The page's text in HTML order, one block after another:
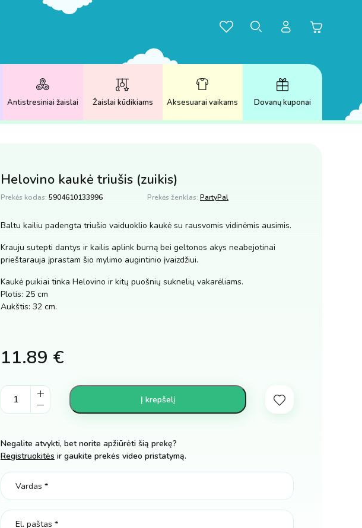
Antistresiniai žaislai Žaislai kūdikiams Aksesuarai vaikams Dovanų kuponai
Helovino kaukė triušis (zuikis)
Prekės kodas: 5904610133996 Prekės ženklas: PartyPal
Baltu kailiu padengta triušio vaiduoklio kaukė su rausvomis vidinėmis ausimis.
Krauju sutepti dantys ir kailis aplink burną bei geltonos akys neabejotinai
prieštarauja įprastam šio mylimo augintinio įvaizdžiui.
Kaukė puikiai tinka Helovino ir kitų puošnių suknelių vakarėliams.
Plotis: 25 cm
Aukštis: 32 cm.
11.89 €
Helovino
kaukė
kiekis
Į krepšelį
Negalite atvykti, bet norite apžiūrėti šią prekę?
Registruokitės ir gaukite prekės video pristatymą.